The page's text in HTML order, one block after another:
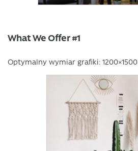
What We Offer #1
Optymalny wymiar grafiki: 1200×1500